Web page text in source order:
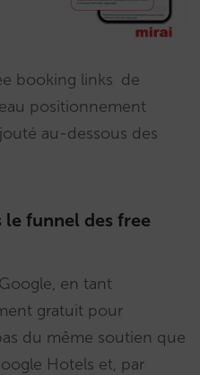
booking links de
positionnement
au-dessous des
funnel des free
en tant
gratuit pour
du même soutien que
Hotels et, par